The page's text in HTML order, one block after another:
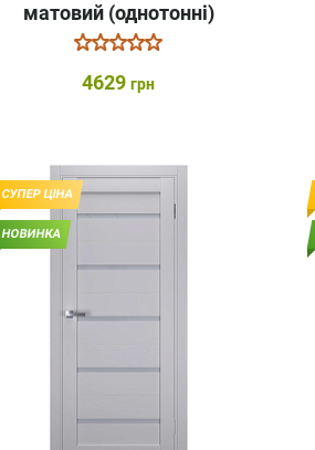
матовий (однотонні)
4629грн
СУПЕР ЦІНА
НОВИНКА